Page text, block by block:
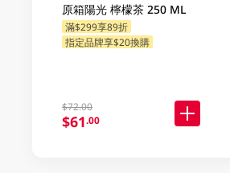
原箱陽光 檸檬茶 250 ML
滿$299享89折
指定品牌享$20換購
$72.00
$61.00